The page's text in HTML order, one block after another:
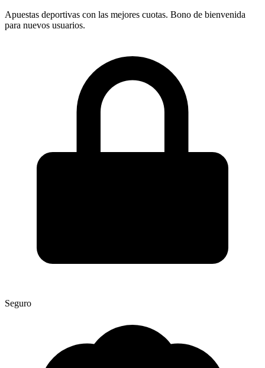
Apuestas deportivas con las mejores cuotas. Bono de bienvenida
para nuevos usuarios.
Seguro